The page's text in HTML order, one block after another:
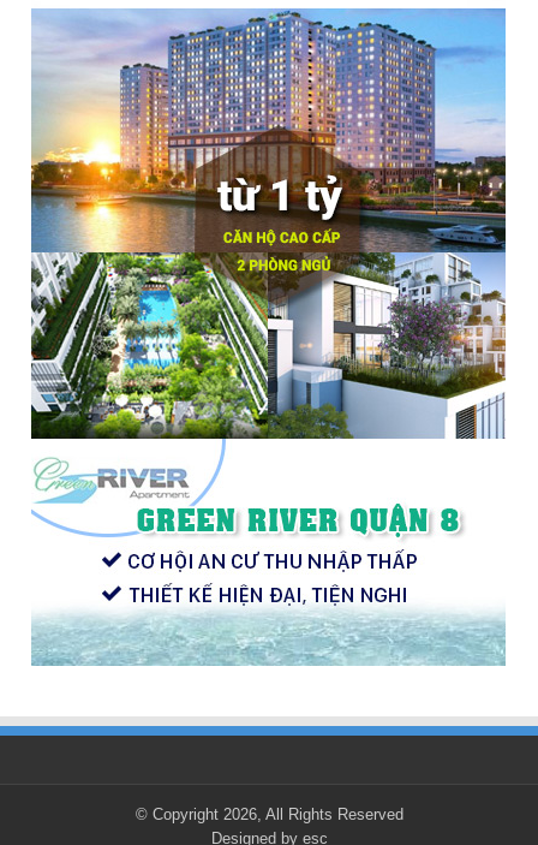
© Copyright 2026, All Rights Reserved
Designed by esc